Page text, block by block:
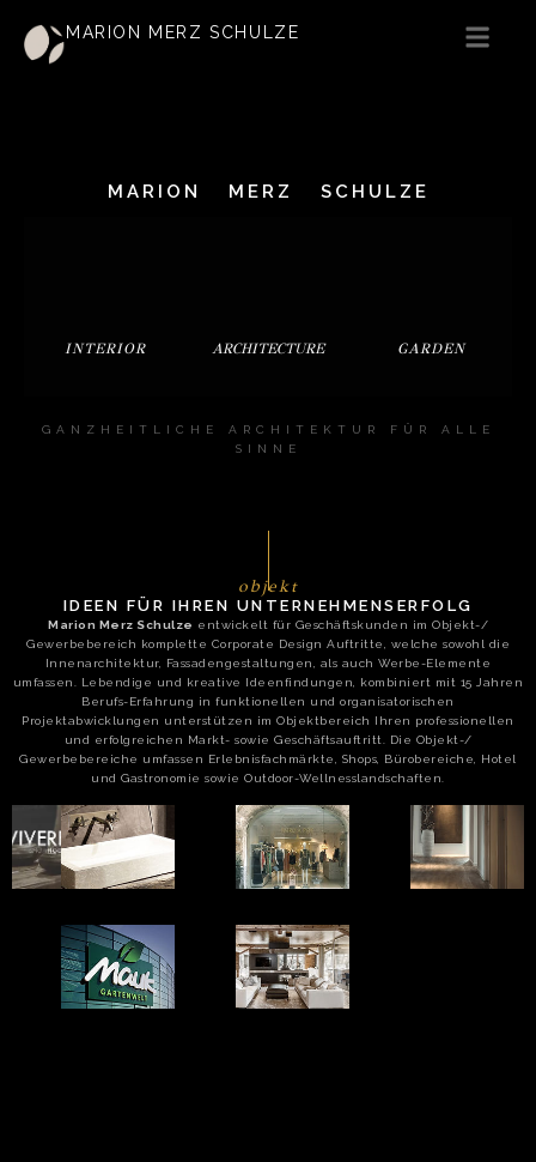
MARION MERZ SCHULZE
MARION MERZ SCHULZE
INTERIOR ARCHITECTURE GARDEN
GANZHEITLICHE ARCHITEKTUR FÜR ALLE
SINNE
objekt
IDEEN FÜR IHREN UNTERNEHMENSERFOLG
Marion Merz Schulze entwickelt für Geschäftskunden im Objekt-/
Gewerbebereich komplette Corporate Design Auftritte, welche sowohl die
Innenarchitektur, Fassadengestaltungen, als auch Werbe-Elemente
umfassen. Lebendige und kreative Ideenfindungen, kombiniert mit 15 Jahren
Berufs-Erfahrung in funktionellen und organisatorischen
Projektabwicklungen unterstützen im Objektbereich Ihren professionellen
und erfolgreichen Markt- sowie Geschäftsauftritt. Die Objekt-/
Gewerbebereiche umfassen Erlebnisfachmärkte, Shops, Bürobereiche, Hotel
und Gastronomie sowie Outdoor-Wellnesslandschaften.